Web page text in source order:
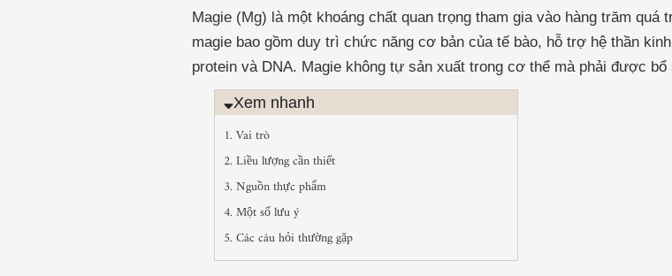
Magie (Mg) là một khoáng chất quan trọng tham gia vào hàng trăm
magie bao gồm duy trì chức năng cơ bản của tế bào, hỗ trợ hệ thần
protein và DNA. Magie không tự sản xuất trong cơ thể mà phải được bổ
Xem nhanh
1. Vai trò
2. Liều lượng cần thiết
3. Nguồn thực phẩm
4. Một số lưu ý
5. Các câu hỏi thường gặp